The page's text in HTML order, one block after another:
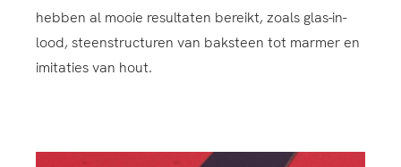
hebben al mooie resultaten bereikt, zoals glas-in-
lood, steenstructuren van baksteen tot marmer en
imitaties van hout.